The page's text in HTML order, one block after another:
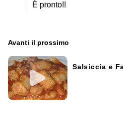
È pronto!!
Avanti il ​​prossimo
Salsiccia e